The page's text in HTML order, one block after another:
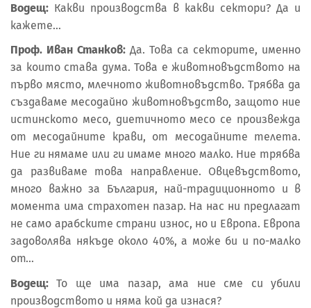
Водещ: Какви производства в какви сектори? Да и
кажете…
Проф. Иван Станков: Да. Това са секторите, именно
за които става дума. Това е животновъдството на
първо място, млечното животновъдство. Трябва да
създаваме месодайно животновъдство, защото ние
истинското месо, диетичното месо се произвежда
от месодайните крави, от месодайните телета.
Ние ги нямаме или ги имаме много малко. Ние трябва
да развиваме това направление. Овцевъдството,
много важно за България, най-традиционното и в
момента има страхотен пазар. На нас ни предлагат
не само арабските страни износ, но и Европа. Европа
задоволява някъде около 40%, а може би и по-малко
от…
Водещ: То ще има пазар, ама ние сме си убили
производството и няма кой да изнася?